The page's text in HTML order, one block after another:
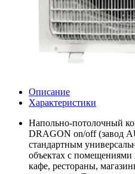
Описание
Характеристики
Напольно-потолочный
DRAGON on/off (завод
стандартным
объектах с
кафе, рестораны,